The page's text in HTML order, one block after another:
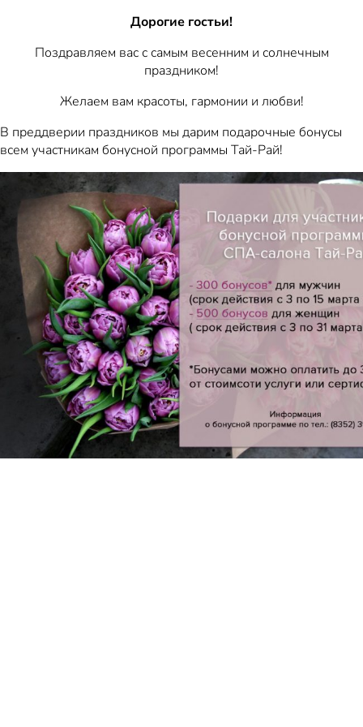
Дорогие гостьи!
Поздравляем вас с самым весенним и солнечным
праздником!
Желаем вам красоты, гармонии и любви!
В преддверии праздников мы дарим подарочные бонусы
всем участникам бонусной программы Тай-Рай!